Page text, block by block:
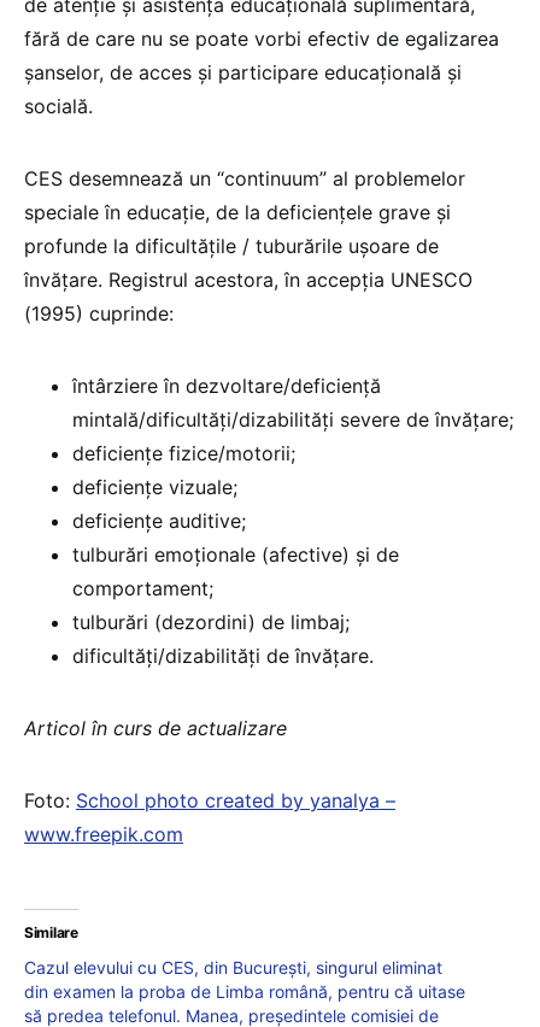
fără de care nu se poate vorbi efectiv de egalizarea
şanselor, de acces şi participare educaţională şi
socială.
CES desemnează un “continuum” al problemelor
speciale în educaţie, de la deficiențele grave şi
profunde la dificultăţile / tuburările uşoare de
învăţare. Registrul acestora, în accepţia UNESCO
(1995) cuprinde:
întârziere în dezvoltare/deficiență
mintală/dificultăţi/dizabilităţi severe de învăţare;
deficienţe fizice/motorii;
deficienţe vizuale;
deficienţe auditive;
tulburări emoţionale (afective) şi de
comportament;
tulburări (dezordini) de limbaj;
dificultăţi/dizabilităţi de învăţare.
Articol în curs de actualizare
Foto: School photo created by yanalya –
www.freepik.com
Similare
Cazul elevului cu CES, din București, singurul eliminat
din examen la proba de Limba română, pentru că uitase
să predea telefonul. Manea, președintele comisiei de